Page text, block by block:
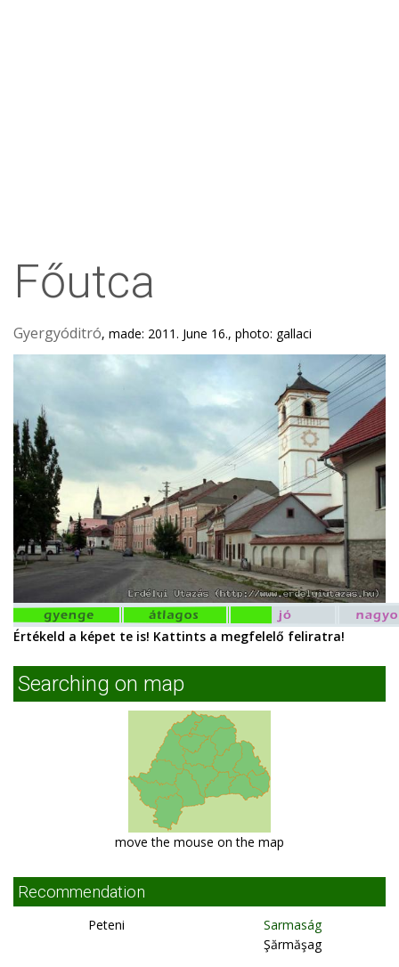
Főutca
Gyergyóditró, made: 2011. June 16., photo: gallaci
Értékeld a képet te is! Kattints a megfelelő feliratra!
Searching on map
move the mouse on the map
Recommendation
Peteni
Sarmaság
Şărmăşag